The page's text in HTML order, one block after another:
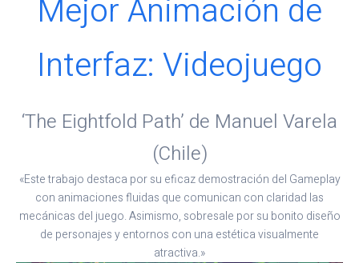
Mejor Animación de
Interfaz: Videojuego
‘The Eightfold Path’ de Manuel Varela
(Chile)
«Este trabajo destaca por su eficaz demostración del Gameplay
con animaciones fluidas que comunican con claridad las
mecánicas del juego. Asimismo, sobresale por su bonito diseño
de personajes y entornos con una estética visualmente
atractiva.»